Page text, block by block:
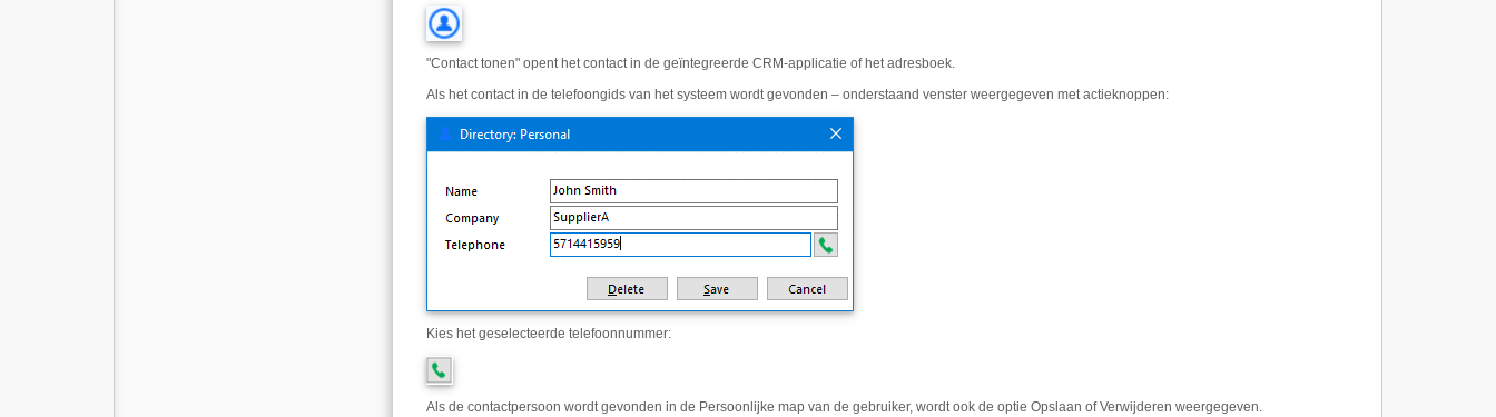
"Contact tonen" opent het contact in de geïntegreerde CRM-applicatie of het adresboek.
Als het contact in de telefoongids van het systeem wordt gevonden – onderstaand venster weergegeven met actieknoppen:
Kies het geselecteerde telefoonnummer:
Als de contactpersoon wordt gevonden in de Persoonlijke map van de gebruiker, wordt ook de optie Opslaan of Verwijderen weergegeven.